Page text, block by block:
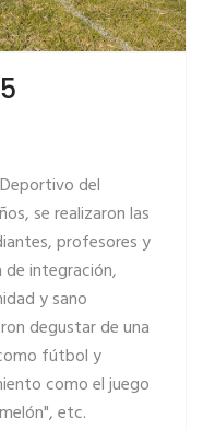
del
se realizaron las
profesores y
integración,
y sano
degustar de una
fútbol y
como el juego
etc.
2024